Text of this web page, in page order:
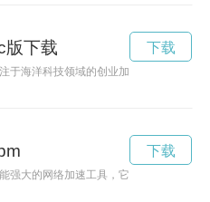
版下载
于海洋科技领域的创业加速器，致力于推
下载
强大的网络加速工具，它可以显著提高
下载